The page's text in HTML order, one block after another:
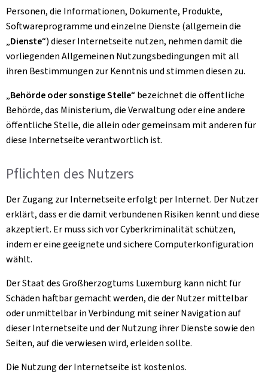
Personen, die Informationen, Dokumente, Produkte,
Softwareprogramme und einzelne Dienste (allgemein die
„Dienste“) dieser Internetseite nutzen, nehmen damit die
vorliegenden Allgemeinen Nutzungsbedingungen mit all
ihren Bestimmungen zur Kenntnis und stimmen diesen zu.
„Behörde oder sonstige Stelle“ bezeichnet die öffentliche
Behörde, das Ministerium, die Verwaltung oder eine andere
öffentliche Stelle, die allein oder gemeinsam mit anderen für
diese Internetseite verantwortlich ist.
Pflichten des Nutzers
Der Zugang zur Internetseite erfolgt per Internet. Der Nutzer
erklärt, dass er die damit verbundenen Risiken kennt und diese
akzeptiert. Er muss sich vor Cyberkriminalität schützen,
indem er eine geeignete und sichere Computerkonfiguration
wählt.
Der Staat des Großherzogtums Luxemburg kann nicht für
Schäden haftbar gemacht werden, die der Nutzer mittelbar
oder unmittelbar in Verbindung mit seiner Navigation auf
dieser Internetseite und der Nutzung ihrer Dienste sowie den
Seiten, auf die verwiesen wird, erleiden sollte.
Die Nutzung der Internetseite ist kostenlos.